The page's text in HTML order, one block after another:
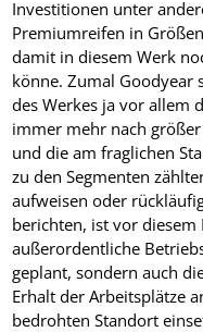
Investitionen unter
Premiumreifen in
damit in diesem Werk
könne. Zumal Goodyear
des Werkes ja vor allem
immer mehr nach
und die am fraglichen
zu den Segmenten
aufweisen oder
berichten, ist vor
außerordentliche
geplant, sondern auch
Erhalt der Arbeitsplätze
bedrohten Standort